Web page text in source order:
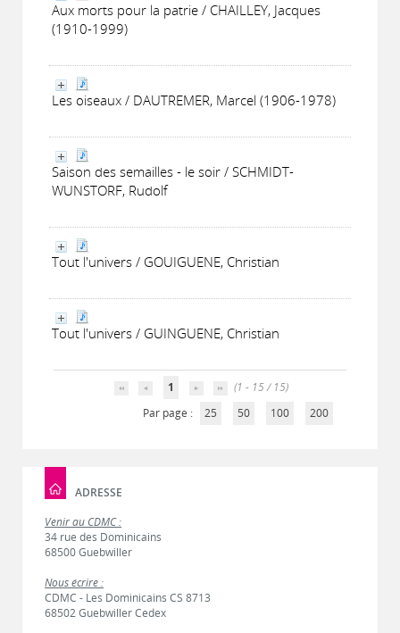
Aux morts pour la patrie / CHAILLEY, Jacques
(1910-1999)
Les oiseaux / DAUTREMER, Marcel (1906-1978)
Saison des semailles - le soir / SCHMIDT-
WUNSTORF, Rudolf
Tout l'univers / GOUIGUENE, Christian
Tout l'univers / GUINGUENE, Christian
1
(1 - 15 / 15)
Par page :
25 50 100 200
ADRESSE
Venir au CDMC :
34 rue des Dominicains
68500 Guebwiller
Nous écrire :
CDMC - Les Dominicains CS 8713
68502 Guebwiller Cedex